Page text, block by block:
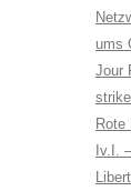
ums
Jour
Rote
Iv.I.